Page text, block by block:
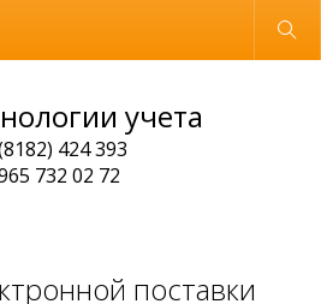
Обычная версия
учета
424 393
732 02 72
поставки